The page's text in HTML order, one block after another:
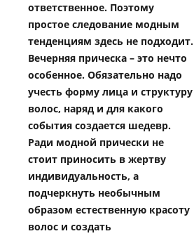
ответственное. Поэтому
простое следование модным
тенденциям здесь не подходит.
Вечерняя прическа – это нечто
особенное. Обязательно надо
учесть форму лица и структуру
волос, наряд и для какого
события создается шедевр.
Ради модной прически не
стоит приносить в жертву
индивидуальность, а
подчеркнуть необычным
образом естественную красоту
волос и создать